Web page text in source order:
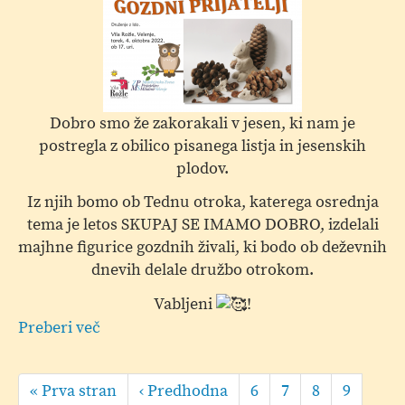
Dobro smo že zakorakali v jesen, ki nam je
postregla z obilico pisanega listja in jesenskih
plodov.
Iz njih bomo ob Tednu otroka, katerega osrednja
tema je letos SKUPAJ SE IMAMO DOBRO, izdelali
majhne figurice gozdnih živali, ki bodo ob deževnih
dnevih delale družbo otrokom.
Vabljeni
!
Preberi več
peta,
ustvarjalnica
Pagination
First
« Prva stran
Predhodna
‹ Predhodna Page
6 Page
7 Page
8 Page
9